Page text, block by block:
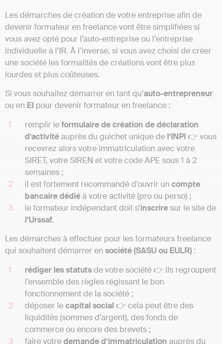
Les démarches de création de votre entreprise afin de
devenir formateur en freelance vont être simplifiées si
vous avez opté pour l’auto-entreprise ou l’entreprise
individuelle à l’IR. À l’inverse, si vous avez choisi de créer
une société les formalités de créations vont être plus
lourdes et plus coûteuses.
Si vous souhaitez démarrer en tant qu’auto-entrepreneur
ou en EI pour devenir formateur en freelance :
remplir leformulaire de création de déclaration
d’activitéauprès du guichet unique de l’INPI👉 vous
recevrez alors votre immatriculation avec votre
SIRET, votre SIREN et votre code APE sous 1 à 2
semaines ;
il est fortement recommandé d’ouvrir un compte
bancaire dédiéà votre activité (pro ou perso) ;
le formateur indépendant doit s’inscriresur le site de
l’Urssaf.
Les démarches à effectuer pour les formateurs freelance
qui souhaitent démarrer en société (SASU ou EULR) :
rédiger les statutsde votre société 👉 ils regroupent
l’ensemble des règles régissant le bon
fonctionnement de la société ;
déposer lecapital social 👉 cela peut être des
liquidités (sommes d’argent), des fonds de
commerce ou encore des brevets ;
faire votredemande d’immatriculation auprès du